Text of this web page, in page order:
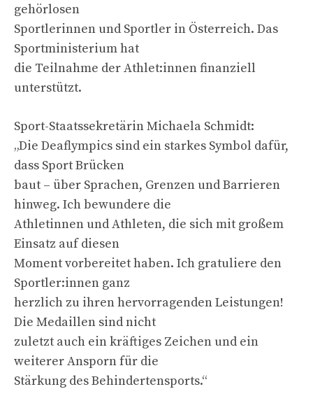
gehörlosen
Sportlerinnen und Sportler in Österreich. Das
Sportministerium hat
die Teilnahme der Athlet:innen finanziell
unterstützt.
Sport-Staatssekretärin Michaela Schmidt:
„Die Deaflympics sind ein starkes Symbol dafür,
dass Sport Brücken
baut – über Sprachen, Grenzen und Barrieren
hinweg. Ich bewundere die
Athletinnen und Athleten, die sich mit großem
Einsatz auf diesen
Moment vorbereitet haben. Ich gratuliere den
Sportler:innen ganz
herzlich zu ihren hervorragenden Leistungen!
Die Medaillen sind nicht
zuletzt auch ein kräftiges Zeichen und ein
weiterer Ansporn für die
Stärkung des Behindertensports.“